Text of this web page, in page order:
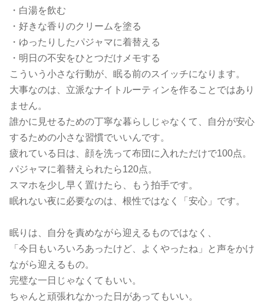
・白湯を飲む
・好きな香りのクリームを塗る
・ゆったりしたパジャマに着替える
・明日の不安をひとつだけメモする
こういう小さな行動が、眠る前のスイッチになります。
大事なのは、立派なナイトルーティンを作ることではあり
ません。
誰かに見せるための丁寧な暮らしじゃなくて、自分が安心
するための小さな習慣でいいんです。
疲れている日は、顔を洗って布団に入れただけで100点。
パジャマに着替えられたら120点。
スマホを少し早く置けたら、もう拍手です。
眠れない夜に必要なのは、根性ではなく「安心」です。
眠りは、自分を責めながら迎えるものではなく、
「今日もいろいろあったけど、よくやったね」と声をかけ
ながら迎えるもの。
完璧な一日じゃなくてもいい。
ちゃんと頑張れなかった日があってもいい。